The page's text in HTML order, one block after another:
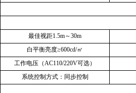
最佳视距1.5m～30m
白平衡亮度≥600cd/㎡
工作电压（AC110/220V可选）
系统控制方式：同步控制